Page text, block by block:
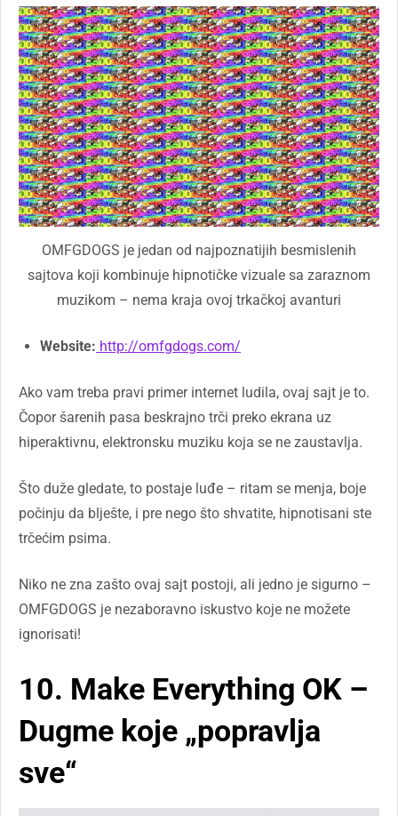
OMFGDOGS je jedan od najpoznatijih besmislenih
sajtova koji kombinuje hipnotičke vizuale sa zaraznom
muzikom – nema kraja ovoj trkačkoj avanturi
Website: http://omfgdogs.com/
Ako vam treba pravi primer internet ludila, ovaj sajt je to.
Čopor šarenih pasa beskrajno trči preko ekrana uz
hiperaktivnu, elektronsku muziku koja se ne zaustavlja.
Što duže gledate, to postaje luđe – ritam se menja, boje
počinju da blješte, i pre nego što shvatite, hipnotisani ste
trčećim psima.
Niko ne zna zašto ovaj sajt postoji, ali jedno je sigurno –
OMFGDOGS je nezaboravno iskustvo koje ne možete
ignorisati!
10. Make Everything OK –
Dugme koje „popravlja
sve“